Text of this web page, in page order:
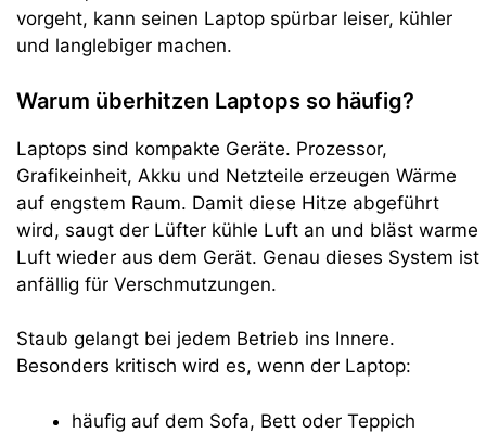
vorgeht, kann seinen Laptop spürbar leiser, kühler
und langlebiger machen.
Warum überhitzen Laptops so häufig?
Laptops sind kompakte Geräte. Prozessor,
Grafikeinheit, Akku und Netzteile erzeugen Wärme
auf engstem Raum. Damit diese Hitze abgeführt
wird, saugt der Lüfter kühle Luft an und bläst warme
Luft wieder aus dem Gerät. Genau dieses System ist
anfällig für Verschmutzungen.
Staub gelangt bei jedem Betrieb ins Innere.
Besonders kritisch wird es, wenn der Laptop:
häufig auf dem Sofa, Bett oder Teppich